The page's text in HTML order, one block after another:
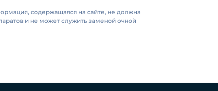
содержащаяся на сайте, не должна
и не может служить заменой очной